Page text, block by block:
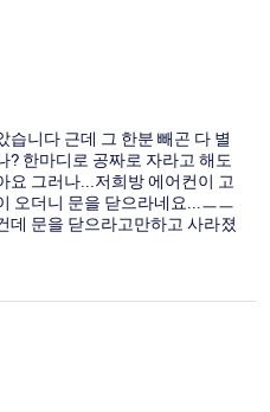
니다 근데 그 한분 빼곤 다 별
? 한마디로 공짜로 자라고 해도
요 그러나...저희방 에어컨이 고
오더니 문을 닫으라네요...ㅡㅡ
데 문을 닫으라고만하고 사라졌
시원해져서 직접내려가서 얘기
5분만 있으래서 당신도 5분 같
서 자긴 춥다고 더 있어보라면서
겨우겨우 방 옮겼네요ㅡㅡ 방
는거 들고왔더니 메이드 둘이
열자마자 들어와선 옷걸이랑
려고 다 벗고있었는데... 친구